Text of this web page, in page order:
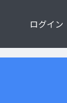
ログイン